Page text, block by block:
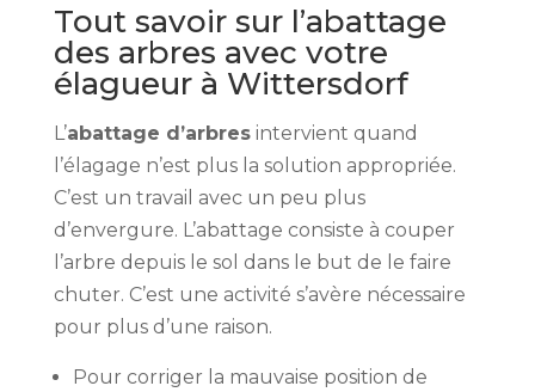
Tout savoir sur l’abattage
des arbres avec votre
élagueur à Wittersdorf
L’abattage d’arbresintervient quand
l’élagage n’est plus la solution appropriée.
C’est un travail avec un peu plus
d’envergure. L’abattage consiste à couper
l’arbre depuis le sol dans le but de le faire
chuter. C’est une activité s’avère nécessaire
pour plus d’une raison.
Pour corriger la mauvaise position de